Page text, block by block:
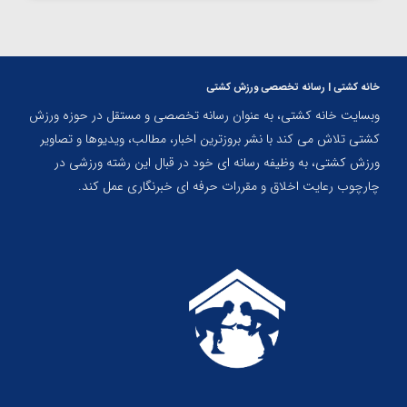
خانه کشتی | رسانه تخصصی ورزش کشتی
وبسایت خانه کشتی، به عنوان رسانه تخصصی و مستقل در حوزه ورزش
کشتی تلاش می کند با نشر بروزترین اخبار، مطالب، ویدیوها و تصاویر
ورزش کشتی، به وظیفه رسانه ای خود در قبال این رشته ورزشی در
چارچوب رعایت اخلاق و مقررات حرفه ای خبرنگاری عمل کند.